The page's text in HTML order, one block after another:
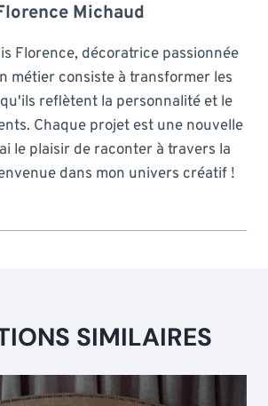
Michaud
Florence, décoratrice passionnée
métier consiste à transformer les
reflètent la personnalité et le
Chaque projet est une nouvelle
le plaisir de raconter à travers la
dans mon univers créatif !
SIMILAIRES